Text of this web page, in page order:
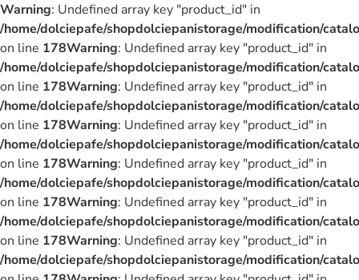
Warning: Undefined array key "product_id" in
/home/dolciepafe/shopdolciepanistorage/modification/
on line 178Warning: Undefined array key "product_id" in
/home/dolciepafe/shopdolciepanistorage/modification/
on line 178Warning: Undefined array key "product_id" in
/home/dolciepafe/shopdolciepanistorage/modification/
on line 178Warning: Undefined array key "product_id" in
/home/dolciepafe/shopdolciepanistorage/modification/
on line 178Warning: Undefined array key "product_id" in
/home/dolciepafe/shopdolciepanistorage/modification/
on line 178Warning: Undefined array key "product_id" in
/home/dolciepafe/shopdolciepanistorage/modification/
on line 178Warning: Undefined array key "product_id" in
/home/dolciepafe/shopdolciepanistorage/modification/